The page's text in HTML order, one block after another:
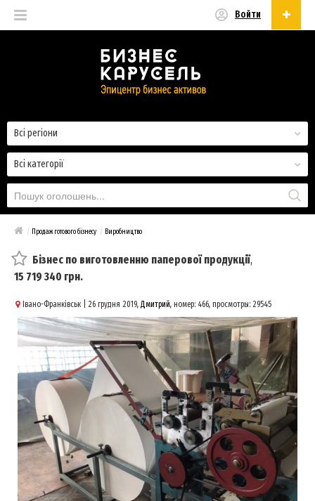
Войти
Всі категорії
Всі регіони
/ Продаж готового бізнесу / Виробництво
Бізнес по виготовленню паперової продукції,
15 719 340 грн.
Івано-Франківськ | 26 грудня 2019, Дмитрий, номер: 466, просмотры: 29545